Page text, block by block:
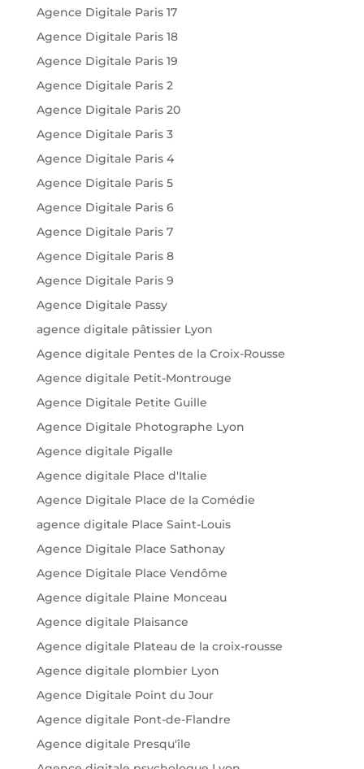
Agence Digitale Paris 17
Agence Digitale Paris 18
Agence Digitale Paris 19
Agence Digitale Paris 2
Agence Digitale Paris 20
Agence Digitale Paris 3
Agence Digitale Paris 4
Agence Digitale Paris 5
Agence Digitale Paris 6
Agence Digitale Paris 7
Agence Digitale Paris 8
Agence Digitale Paris 9
Agence Digitale Passy
agence digitale pâtissier Lyon
Agence digitale Pentes de la Croix-Rousse
Agence digitale Petit-Montrouge
Agence Digitale Petite Guille
Agence Digitale Photographe Lyon
Agence digitale Pigalle
Agence digitale Place d'Italie
Agence Digitale Place de la Comédie
agence digitale Place Saint-Louis
Agence Digitale Place Sathonay
Agence Digitale Place Vendôme
Agence digitale Plaine Monceau
Agence digitale Plaisance
Agence digitale Plateau de la croix-rousse
Agence digitale plombier Lyon
Agence Digitale Point du Jour
Agence digitale Pont-de-Flandre
Agence digitale Presqu'île